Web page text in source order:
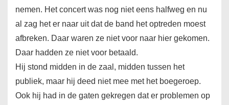
nemen. Het concert was nog niet eens halfweg en nu
al zag het er naar uit dat de band het optreden moest
afbreken. Daar waren ze niet voor naar hier gekomen.
Daar hadden ze niet voor betaald.
Hij stond midden in de zaal, midden tussen het
publiek, maar hij deed niet mee met het boegeroep.
Ook hij had in de gaten gekregen dat er problemen op